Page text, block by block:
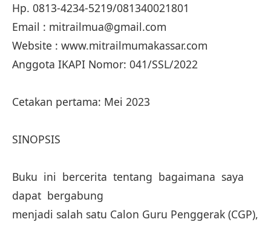
Hp. 0813-4234-5219/081340021801
Email : mitrailmua@gmail.com
Website : www.mitrailmumakassar.com
Anggota IKAPI Nomor: 041/SSL/2022
Cetakan pertama: Mei 2023
SINOPSIS
Buku ini bercerita tentang bagaimana saya
dapat bergabung
menjadi salah satu Calon Guru Penggerak (CGP),